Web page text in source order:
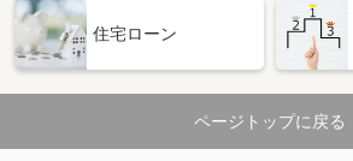
住宅ローン
ページトップに戻る